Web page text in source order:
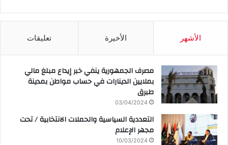
الأشهر الأخيرة تعليقات
مصرف الجمهورية ينفي خبر إيداع مبلغ مالي
بملايين الدينارات في حساب مواطن بمدينة
طبرق
03/04/2024
التعددية السياسية والحملات الانتخابية / تحت
مجهر الإعلام
10/03/2024